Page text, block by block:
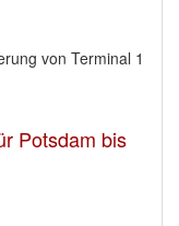
von Terminal 1
Potsdam bis